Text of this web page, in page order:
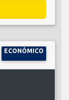
ECONÓMICO